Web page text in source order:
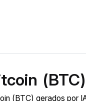
(BTC) gerados por